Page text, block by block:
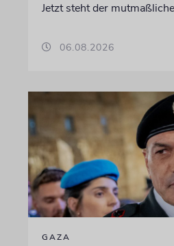
Jetzt steht der
06.08.2026
GAZA